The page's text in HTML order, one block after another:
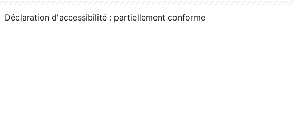
Déclaration d'accessibilité : partiellement conforme